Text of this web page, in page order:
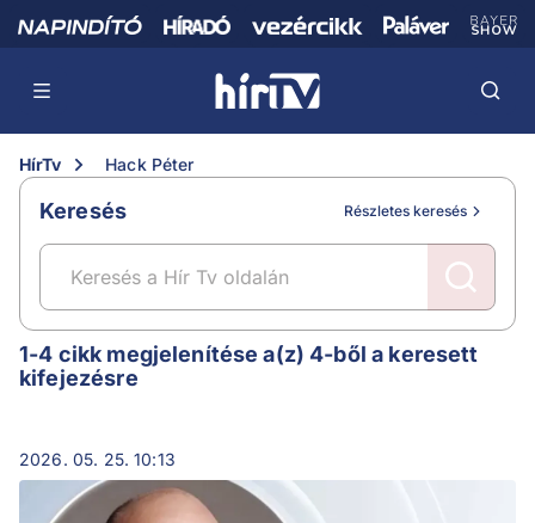
HírTv Hack Péter
Keresés Részletes keresés
Hack Péter
1-4 cikk megjelenítése a(z) 4-ből a keresett
kifejezésre
2026. 05. 25. 10:13